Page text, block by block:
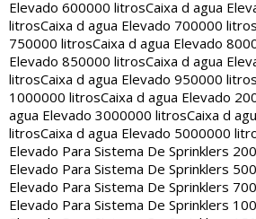
Elevado 600000 litrosCaixa d agua
litrosCaixa d agua Elevado 700000 litros
750000 litrosCaixa d agua Elevado
Elevado 850000 litrosCaixa d agua
litrosCaixa d agua Elevado 950000 litros
1000000 litrosCaixa d agua Elevado
agua Elevado 3000000 litrosCaixa d
litrosCaixa d agua Elevado 5000000
Elevado Para Sistema De Sprinklers
Elevado Para Sistema De Sprinklers
Elevado Para Sistema De Sprinklers
Elevado Para Sistema De Sprinklers